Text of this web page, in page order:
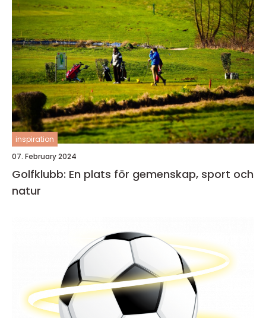
inspiration
07. February 2024
Golfklubb: En plats för gemenskap, sport och
natur